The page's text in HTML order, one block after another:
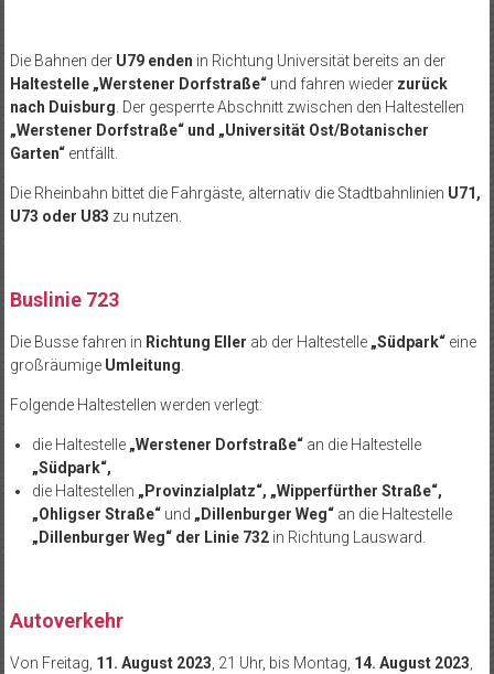
Die Bahnen der U79 enden in Richtung Universität bereits an der
Haltestelle „Werstener Dorfstraße“und fahren wieder zurück
nach Duisburg . Der gesperrte Abschnitt zwischen den Haltestellen
„Werstener Dorfstraße“ und „Universität Ost/Botanischer
Garten“entfällt.
Die Rheinbahn bittet die Fahrgäste, alternativ die Stadtbahnlinien U71,
U73 oder U83 zu nutzen.
Buslinie 723
Die Busse fahren in Richtung Eller ab der Haltestelle „Südpark“eine
großräumige Umleitung
Folgende Haltestellen werden verlegt:
die Haltestelle„Werstener Dorfstraße“an die Haltestelle
„Südpark“,
die Haltestellen „Provinzialplatz“, „Wipperfürther Straße“,
„Ohligser Straße“und „Dillenburger Weg“an die Haltestelle
„Dillenburger Weg“ der Linie 732in Richtung Lausward.
Autoverkehr
Von Freitag, 11. August 2023 , 21 Uhr, bis Montag, 14. August 2023